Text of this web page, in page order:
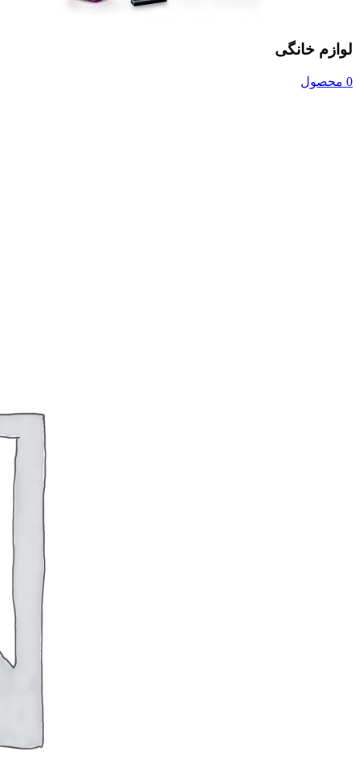
لوازم خانگی
0 محصول